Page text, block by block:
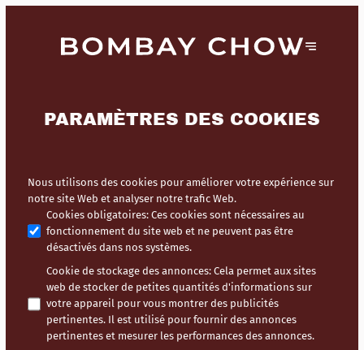
PARAMÈTRES DES COOKIES
Nous utilisons des cookies pour améliorer votre expérience sur
notre site Web et analyser notre trafic Web.
Cookies obligatoires: Ces cookies sont nécessaires au
fonctionnement du site web et ne peuvent pas être
désactivés dans nos systèmes.
Cookie de stockage des annonces: Cela permet aux sites
web de stocker de petites quantités d'informations sur
votre appareil pour vous montrer des publicités
pertinentes. Il est utilisé pour fournir des annonces
pertinentes et mesurer les performances des annonces.